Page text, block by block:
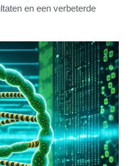
en een verbeterde